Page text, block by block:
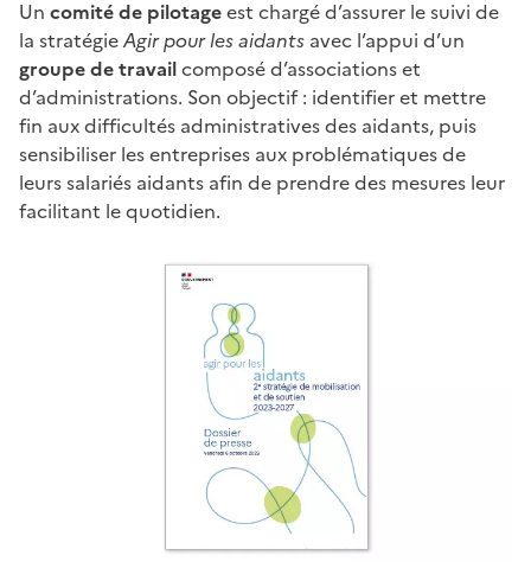
Un comité de pilotageest chargé d’assurer le suivi de
la stratégieAgir pour les aidants avec l’appui d’un
groupe de travailcomposé d’associations et
d’administrations. Son objectif : identifier et mettre
fin aux difficultés administratives des aidants, puis
sensibiliser les entreprises aux problématiques de
leurs salariés aidants afin de prendre des mesures leur
facilitant le quotidien.